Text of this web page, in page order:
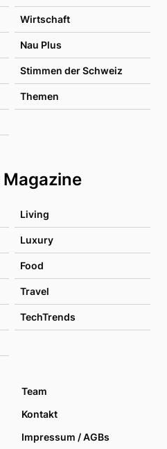
Wirtschaft
Nau Plus
Stimmen der Schweiz
Themen
Living
Luxury
Food
Travel
TechTrends
Team
Kontakt
Impressum / AGBs